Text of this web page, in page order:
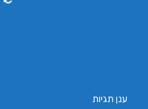
ענן תגיות